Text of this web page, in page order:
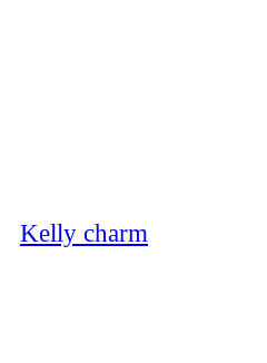
Kelly charm